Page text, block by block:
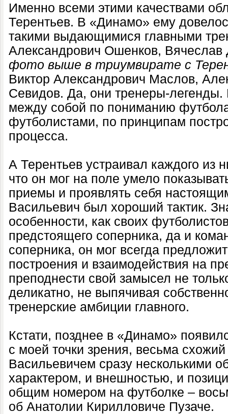
Именно всеми этими качествами
Терентьев. В «Динамо» ему
такими выдающимися главными
Александрович Ошенков,
фото выше в триумвирате с
Виктор Александрович Маслов,
Севидов. Да, они тренеры-
между собой по пониманию
футболистами, по принципам
процесса.
А Терентьев устраивал каждого из
что он мог на поле умело
приемы и проявлять себя
Васильевич был хороший тактик.
особенности, как своих
предстоящего соперника, да и
соперника, он мог всегда
построения и взаимодействия на
преподнести свой замысел не
деликатно, не выпячивая
тренерские амбиции главного.
Кстати, позднее в «Динамо»
с моей точки зрения, весьма
Васильевичем сразу несколькими
характером, и внешностью, и
общим номером на футболке –
об Анатолии Кирилловиче Пузаче.